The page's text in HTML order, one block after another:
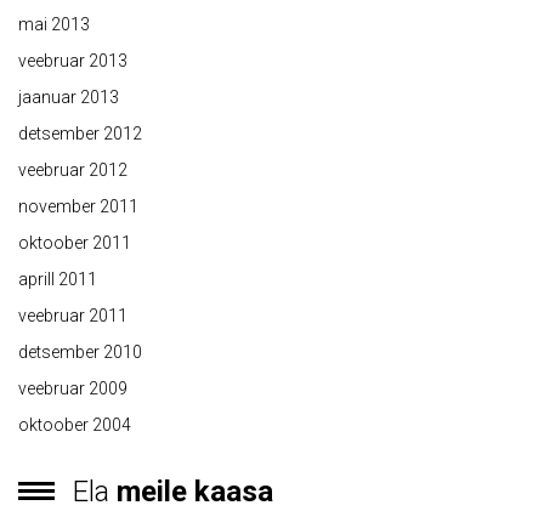
mai 2013
veebruar 2013
jaanuar 2013
detsember 2012
veebruar 2012
november 2011
oktoober 2011
aprill 2011
veebruar 2011
detsember 2010
veebruar 2009
oktoober 2004
Ela meile kaasa